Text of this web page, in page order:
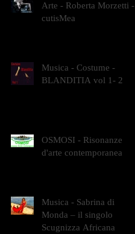
Arte - Roberta Morzetti -
cutisMea
Musica - Costume -
BLANDITIA vol 1- 2
OSMOSI - Risonanze
d'arte contemporanea
Musica - Sabrina di
Monda – il singolo
Scugnizza Africana